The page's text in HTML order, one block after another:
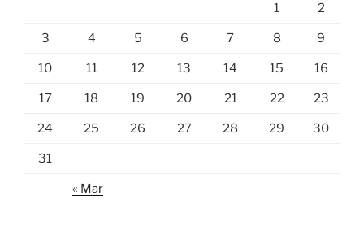
1 2
3 4 5 6 7 8 9
10 11 12 13 14 15 16
17 18 19 20 21 22 23
24 25 26 27 28 29 30
31
« Mar